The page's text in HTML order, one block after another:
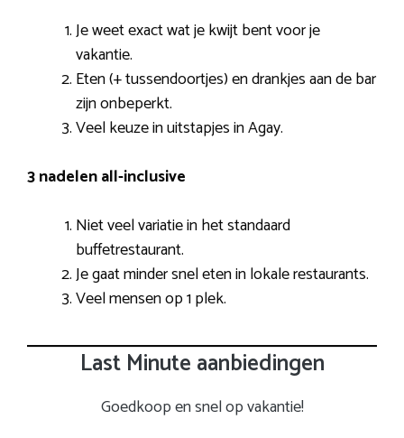
Je weet exact wat je kwijt bent voor je
vakantie.
Eten (+ tussendoortjes) en drankjes aan de bar
zijn onbeperkt.
Veel keuze in uitstapjes in Agay.
3 nadelen all-inclusive
Niet veel variatie in het standaard
buffetrestaurant.
Je gaat minder snel eten in lokale restaurants.
Veel mensen op 1 plek.
Last Minute aanbiedingen
Goedkoop en snel op vakantie!